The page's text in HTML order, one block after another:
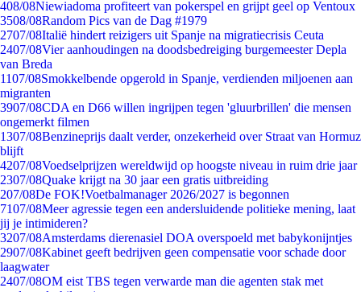
408/08Niewiadoma profiteert van pokerspel en grijpt geel op Ventoux
3508/08Random Pics van de Dag #1979
2707/08Italië hindert reizigers uit Spanje na migratiecrisis Ceuta
2407/08Vier aanhoudingen na doodsbedreiging burgemeester Depla
van Breda
1107/08Smokkelbende opgerold in Spanje, verdienden miljoenen aan
migranten
3907/08CDA en D66 willen ingrijpen tegen 'gluurbrillen' die mensen
ongemerkt filmen
1307/08Benzineprijs daalt verder, onzekerheid over Straat van Hormuz
blijft
4207/08Voedselprijzen wereldwijd op hoogste niveau in ruim drie jaar
2307/08Quake krijgt na 30 jaar een gratis uitbreiding
207/08De FOK!Voetbalmanager 2026/2027 is begonnen
7107/08Meer agressie tegen een andersluidende politieke mening, laat
jij je intimideren?
3207/08Amsterdams dierenasiel DOA overspoeld met babykonijntjes
2907/08Kabinet geeft bedrijven geen compensatie voor schade door
laagwater
2407/08OM eist TBS tegen verwarde man die agenten stak met